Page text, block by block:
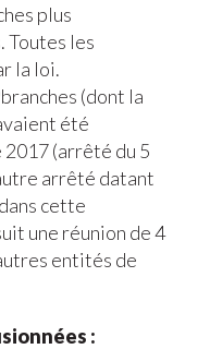
plus
Toutes les
la loi.
(dont la
été
2017 (arrêté du 5
arrêté datant
cette
une réunion de 4
entités de
: